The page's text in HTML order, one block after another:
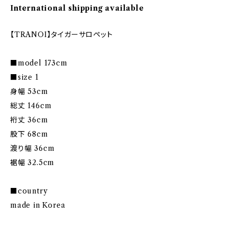
International shipping available
【TRANOI】タイガーサロペット
■model 173cm
■size 1
身幅 53cm
総丈 146cm
裄丈 36cm
股下 68cm
渡り幅 36cm
裾幅 32.5cm
■country
made in Korea